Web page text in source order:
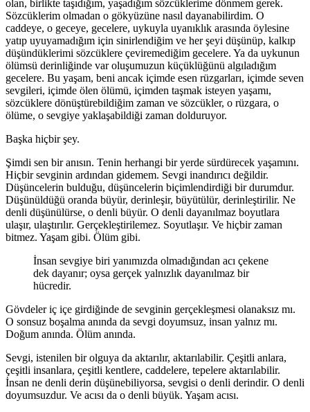
olan, birlikte taşıdığım, yaşadığım sözcüklerime dönmem gerek.
Sözcüklerim olmadan o gökyüzüne nasıl dayanabilirdim. O
caddeye, o geceye, gecelere, uykuyla uyanıklık arasında öylesine
yatıp uyuyamadığım için sinirlendiğim ve her şeyi düşünüp, kalkıp
düşündüklerimi sözcüklere çeviremediğim gecelere. Ya da uykunun
ölümsü derinliğinde var oluşumuzun küçüklüğünü algıladığım
gecelere. Bu yaşam, beni ancak içimde esen rüzgarları, içimde seven
sevgileri, içimde ölen ölümü, içimden taşmak isteyen yaşamı,
sözcüklere dönüştürebildiğim zaman ve sözcükler, o rüzgara, o
ölüme, o sevgiye yaklaşabildiği zaman dolduruyor.
Başka hiçbir şey.
Şimdi sen bir anısın. Tenin herhangi bir yerde sürdürecek yaşamını.
Hiçbir sevginin ardından gidemem. Sevgi inandırıcı değildir.
Düşüncelerin bulduğu, düşüncelerin biçimlendirdiği bir durumdur.
Düşünüldüğü oranda büyür, derinleşir, büyütülür, derinleştirilir. Ne
denli düşünülürse, o denli büyür. O denli dayanılmaz boyutlara
ulaşır, ulaştırılır. Gerçekleştirilemez. Soyutlaşır. Ve hiçbir zaman
bitmez. Yaşam gibi. Ölüm gibi.
İnsan sevgiye biri yanımızda olmadığından acı çekene
dek dayanır; oysa gerçek yalnızlık dayanılmaz bir
hücredir.
Gövdeler iç içe girdiğinde de sevginin gerçekleşmesi olanaksız mı.
O sonsuz boşalma anında da sevgi doyumsuz, insan yalnız mı.
Doğum anında. Ölüm anında.
Sevgi, istenilen bir olguya da aktarılır, aktarılabilir. Çeşitli anlara,
çeşitli insanlara, çeşitli kentlere, caddelere, tepelere aktarılabilir.
İnsan ne denli derin düşünebiliyorsa, sevgisi o denli derindir. O denli
doyumsuzdur. Ve acısı da o denli büyük. Yaşam acısı.